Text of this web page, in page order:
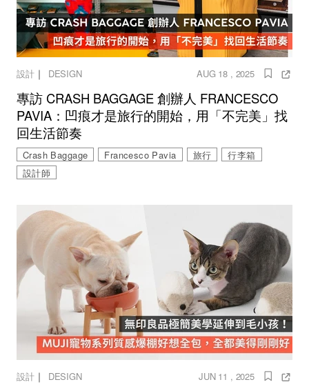
設計｜ DESIGN AUG 18 , 2025
專訪 CRASH BAGGAGE 創辦人 FRANCESCO
PAVIA：凹痕才是旅行的開始，用「不完美」找
回生活節奏
Crash Baggage Francesco Pavia 旅行
行李箱
設計師
設計｜ DESIGN JUN 11 , 2025